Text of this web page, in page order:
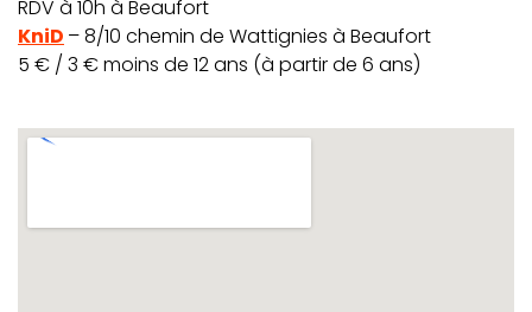
RDV à 10h à Beaufort
KniD – 8/10 chemin de Wattignies à Beaufort
5 € / 3 € moins de 12 ans (à partir de 6 ans)